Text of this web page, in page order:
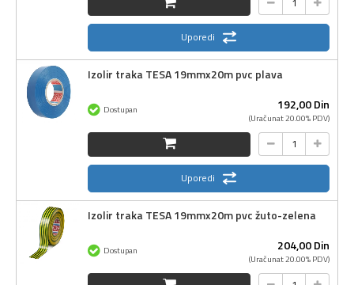
Uporedi
Izolir traka TESA 19mmx20m pvc plava
192,00Din
(Uračunat 20.00% PDV)
Dostupan
Uporedi
Izolir traka TESA 19mmx20m pvc žuto-zelena
204,00Din
(Uračunat 20.00% PDV)
Dostupan